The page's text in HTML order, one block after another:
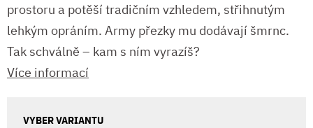
prostoru a potěší tradičním vzhledem, střihnutým
lehkým opráním. Army přezky mu dodávají šmrnc.
Tak schválně – kam s ním vyrazíš?
Více informací
VYBER VARIANTU